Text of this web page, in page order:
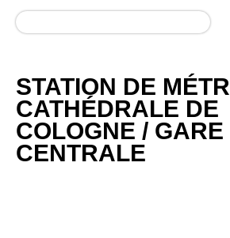
STATION DE
CATHÉDRALE DE
COLOGNE / GARE
CENTRALE